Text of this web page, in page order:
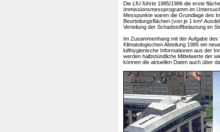
Die LfU führte 1985/1986 die erste
Immissionsmessprogramm im
Messpunkte waren die Grundlage des
Beurteilungsflächen (von je 1 km²
Verteilung der Schadstoffbelastung im
Im Zusammenhang mit der Aufgabe
Klimatologischen Abteilung 1985 ein
lufthygienische Informationen aus der
werden halbstündliche Mittelwerte der
können die aktuellen Daten auch über